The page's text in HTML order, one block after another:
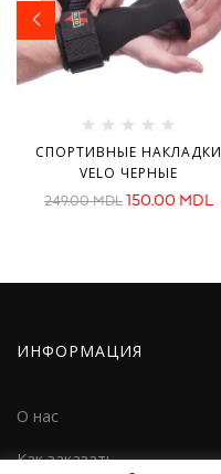
СПОРТИВНЫЕ НАКЛАДКИ
VELO ЧЕРНЫЕ
249.00MDL 150.00 MDL
ИНФОРМАЦИЯ
О нас
Как заказать